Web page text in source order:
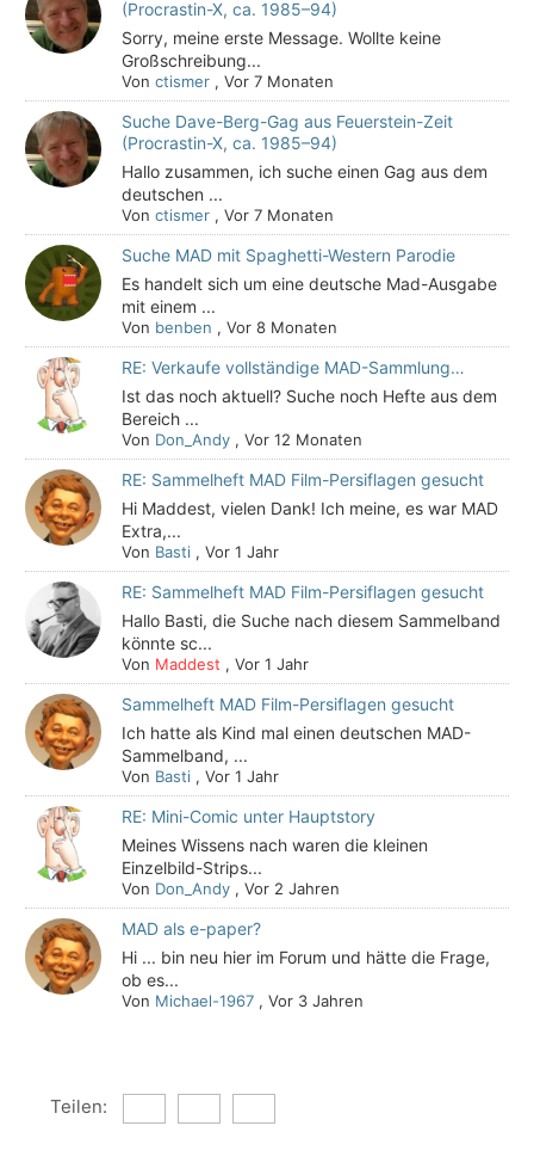
(Procrastin-X, ca. 1985–94)
Sorry, meine erste Message. Wollte keine
Großschreibung...
Vonctismer ,Vor 7 Monaten
Suche Dave-Berg-Gag aus Feuerstein-Zeit
(Procrastin-X, ca. 1985–94)
Hallo zusammen, ich suche einen Gag aus dem
deutschen ...
Vonctismer ,Vor 7 Monaten
Suche MAD mit Spaghetti-Western Parodie
Es handelt sich um eine deutsche Mad-Ausgabe
mit einem ...
Von benben ,Vor 8 Monaten
RE: Verkaufe vollständige MAD-Sammlung…
Ist das noch aktuell? Suche noch Hefte aus dem
Bereich ...
Von Don_Andy ,Vor 12 Monaten
RE: Sammelheft MAD Film-Persiflagen gesucht
Hi Maddest, vielen Dank! Ich meine, es war MAD
Extra,...
Von Basti ,Vor 1 Jahr
RE: Sammelheft MAD Film-Persiflagen gesucht
Hallo Basti, die Suche nach diesem Sammelband
könnte sc...
Von Maddest ,Vor 1 Jahr
Sammelheft MAD Film-Persiflagen gesucht
Ich hatte als Kind mal einen deutschen MAD-
Sammelband, ...
Von Basti ,Vor 1 Jahr
RE: Mini-Comic unter Hauptstory
Meines Wissens nach waren die kleinen
Einzelbild-Strips...
Von Don_Andy ,Vor 2 Jahren
MAD als e-paper?
Hi ... bin neu hier im Forum und hätte die Frage,
ob es...
Von Michael-1967 ,Vor 3 Jahren
Teilen: